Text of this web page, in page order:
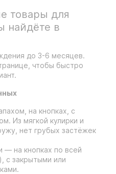
товары для
найдёте в
до 3-6 месяцев.
чтобы быстро
на кнопках, с
Из мягкой кулирки и
нет грубых застёжек
— на кнопках по всей
с закрытыми или